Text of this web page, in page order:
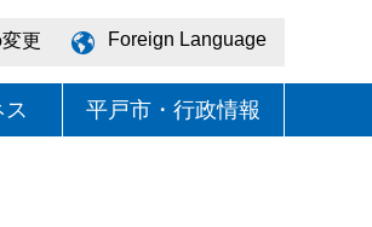
更 Foreign Language
平戸市・行政情報